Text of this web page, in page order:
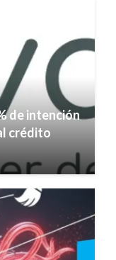
de intención
crédito